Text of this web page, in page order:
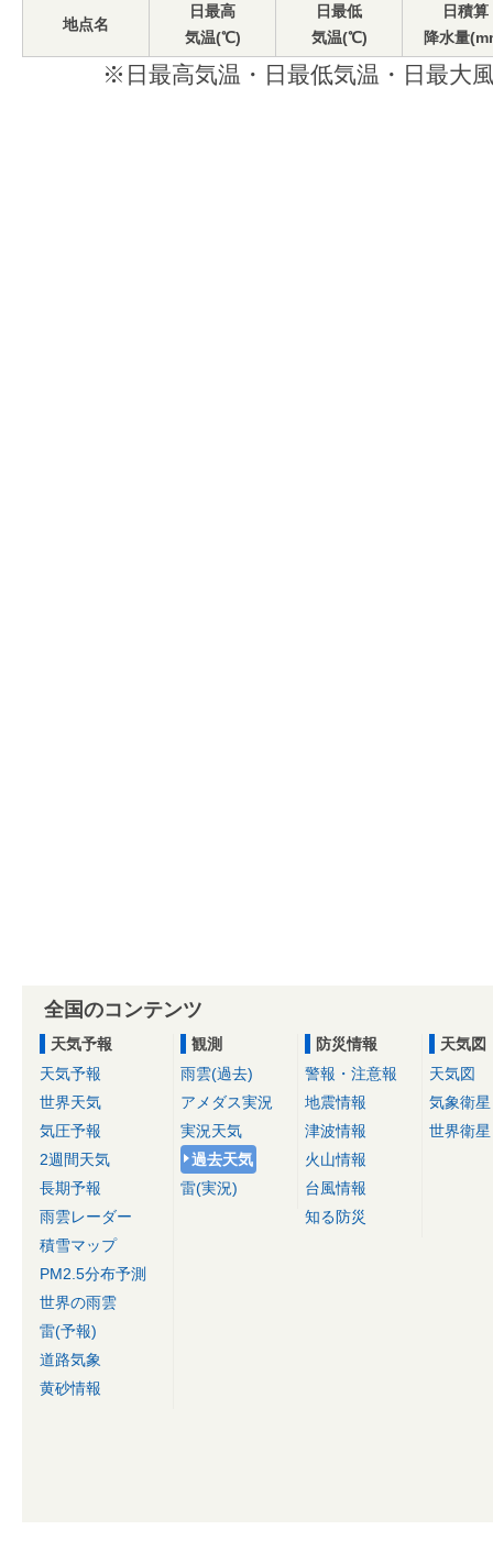
地点名
日最高
気温(℃)
日最低
気温(℃)
日積算
降水量
※日最高気温・日最低気温・日最大
全国のコンテンツ
天気予報
天気予報
世界天気
気圧予報
2週間天気
長期予報
雨雲レーダー
積雪マップ
PM2.5分布予測
世界の雨雲
雷(予報)
道路気象
黄砂情報
観測
雨雲(過去)
アメダス実況
実況天気
過去天気
雷(実況)
防災情報
警報・注意報
地震情報
津波情報
火山情報
台風情報
知る防災
天気図
天気図
気象衛星
世界衛星